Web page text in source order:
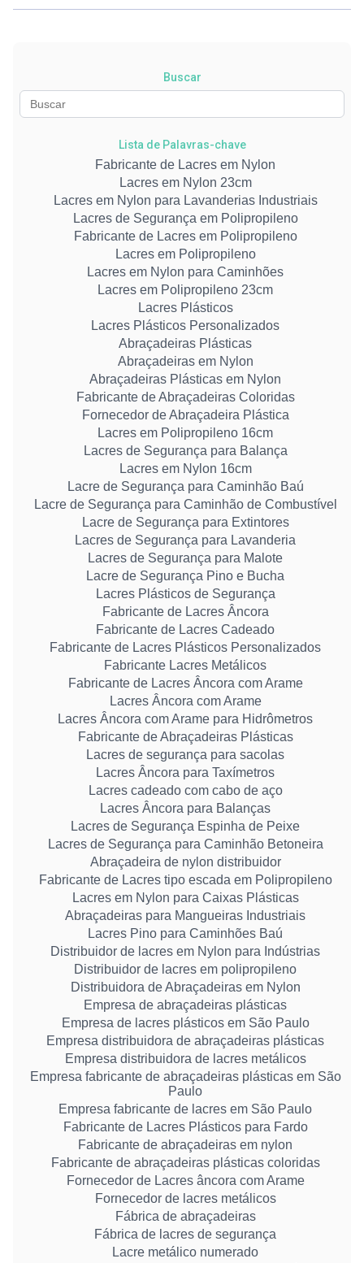
Buscar
Lista de Palavras-chave
Fabricante de Lacres em Nylon
Lacres em Nylon 23cm
Lacres em Nylon para Lavanderias Industriais
Lacres de Segurança em Polipropileno
Fabricante de Lacres em Polipropileno
Lacres em Polipropileno
Lacres em Nylon para Caminhões
Lacres em Polipropileno 23cm
Lacres Plásticos
Lacres Plásticos Personalizados
Abraçadeiras Plásticas
Abraçadeiras em Nylon
Abraçadeiras Plásticas em Nylon
Fabricante de Abraçadeiras Coloridas
Fornecedor de Abraçadeira Plástica
Lacres em Polipropileno 16cm
Lacres de Segurança para Balança
Lacres em Nylon 16cm
Lacre de Segurança para Caminhão Baú
Lacre de Segurança para Caminhão de Combustível
Lacre de Segurança para Extintores
Lacres de Segurança para Lavanderia
Lacres de Segurança para Malote
Lacre de Segurança Pino e Bucha
Lacres Plásticos de Segurança
Fabricante de Lacres Âncora
Fabricante de Lacres Cadeado
Fabricante de Lacres Plásticos Personalizados
Fabricante Lacres Metálicos
Fabricante de Lacres Âncora com Arame
Lacres Âncora com Arame
Lacres Âncora com Arame para Hidrômetros
Fabricante de Abraçadeiras Plásticas
Lacres de segurança para sacolas
Lacres Âncora para Taxímetros
Lacres cadeado com cabo de aço
Lacres Âncora para Balanças
Lacres de Segurança Espinha de Peixe
Lacres de Segurança para Caminhão Betoneira
Abraçadeira de nylon distribuidor
Fabricante de Lacres tipo escada em Polipropileno
Lacres em Nylon para Caixas Plásticas
Abraçadeiras para Mangueiras Industriais
Lacres Pino para Caminhões Baú
Distribuidor de lacres em Nylon para Indústrias
Distribuidor de lacres em polipropileno
Distribuidora de Abraçadeiras em Nylon
Empresa de abraçadeiras plásticas
Empresa de lacres plásticos em São Paulo
Empresa distribuidora de abraçadeiras plásticas
Empresa distribuidora de lacres metálicos
Empresa fabricante de abraçadeiras plásticas em São
Paulo
Empresa fabricante de lacres em São Paulo
Fabricante de Lacres Plásticos para Fardo
Fabricante de abraçadeiras em nylon
Fabricante de abraçadeiras plásticas coloridas
Fornecedor de Lacres âncora com Arame
Fornecedor de lacres metálicos
Fábrica de abraçadeiras
Fábrica de lacres de segurança
Lacre metálico numerado